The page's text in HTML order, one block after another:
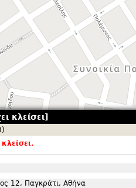
κλείσει]
12, Παγκράτι, Αθήνα